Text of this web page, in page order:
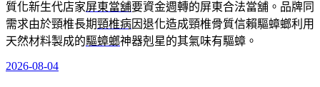
質化新生代店家屏東當舖要資金週轉的屏東合法當舖。品牌同
需求由於頸椎長期頸椎病因退化造成頸椎骨質信賴驅蟑螂利用
天然材料製成的驅蟑螂神器剋星的其氣味有驅蟑。
發
2026-08-04